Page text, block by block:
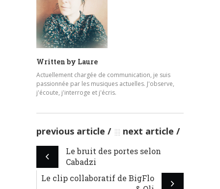
Written by Laure
Actuellement chargée de communication, je suis
passionnée par les musiques actuelles. J'observe,
j'écoute, j'interroge et j'écris.
previous article next article
Le bruit des portes selon
Cabadzi
Le clip collaboratif de BigFlo